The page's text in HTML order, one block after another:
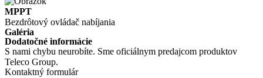
MPPT
Bezdrôtový ovládač nabíjania
Galéria
Dodatočné informácie
S nami chybu neurobíte. Sme oficiálnym predajcom produktov
Teleco Group.
Kontaktný formulár